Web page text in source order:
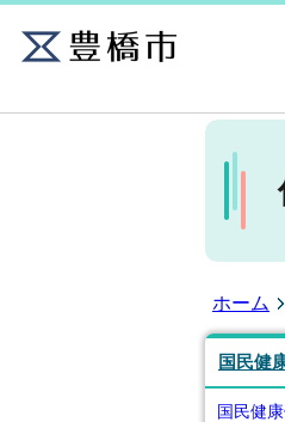
ホーム
国民健
国民健